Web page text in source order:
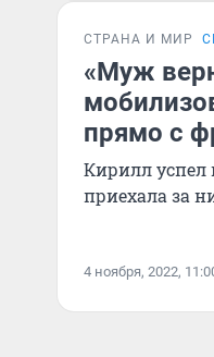
СТРАНА И МИР
«Муж
прямо с
Кирилл успел
приехала за
4 ноября, 2022,